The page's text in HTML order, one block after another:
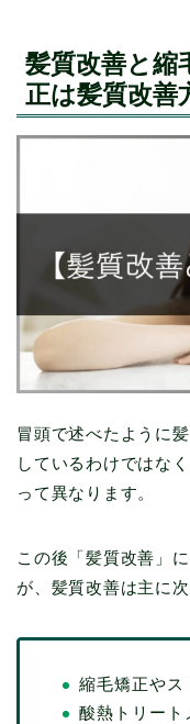
髪質改善と縮
正は髪質改善
冒頭で述べたように
しているわけではな
って異なります。
この後「髪質改善」
が、髪質改善は主に
縮毛矯正やス
酸熱トリート